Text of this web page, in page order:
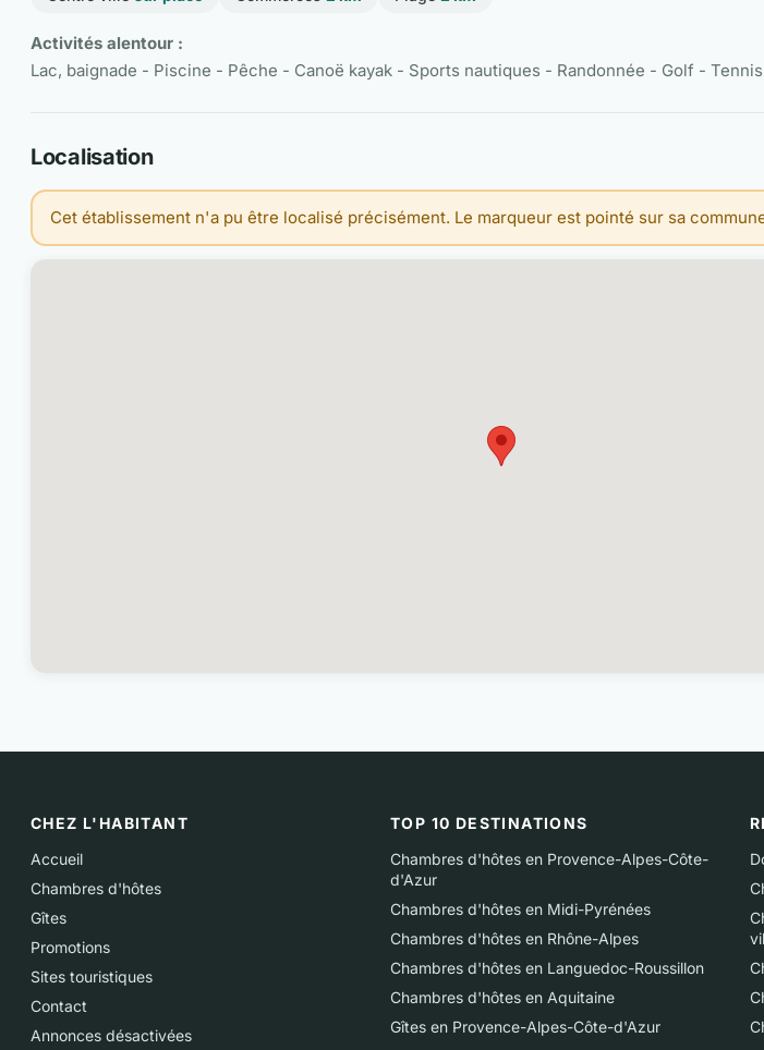
Activités alentour :
Lac, baignade - Piscine - Pêche - Canoë kayak - Sports nautiques - Randonnée - Golf -
Localisation
Cet établissement n'a pu être localisé précisément. Le marqueur est pointé sur sa
CHEZ L'HABITANT
Accueil
Chambres d'hôtes
Gîtes
Promotions
Sites touristiques
Contact
Annonces désactivées
TOP 10 DESTINATIONS
Chambres d'hôtes en Provence-Alpes-Côte-
d'Azur
Chambres d'hôtes en Midi-Pyrénées
Chambres d'hôtes en Rhône-Alpes
Chambres d'hôtes en Languedoc-Roussillon
Chambres d'hôtes en Aquitaine
Gîtes en Provence-Alpes-Côte-d'Azur